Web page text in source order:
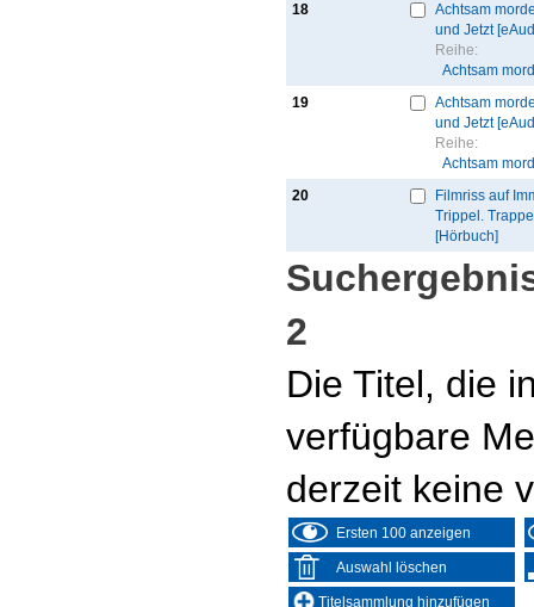
18
Achtsam
und Jetzt
Reihe:
Achtsam
19
Achtsam
und Jetzt
Reihe:
Achtsam
20
Filmriss auf
Trippel.
[Hörbuch]
2
Die Titel, die
verfügbare
derzeit keine